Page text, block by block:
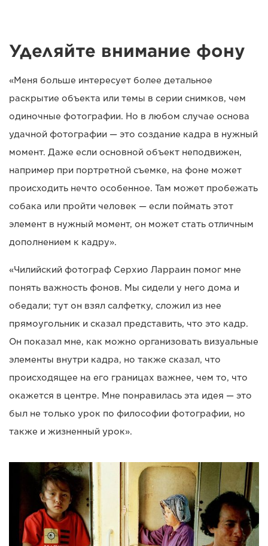
Уделяйте внимание фону
«Меня больше интересует более детальное
раскрытие объекта или темы в серии снимков, чем
одиночные фотографии. Но в любом случае основа
удачной фотографии — это создание кадра в нужный
момент. Даже если основной объект неподвижен,
например при портретной съемке, на фоне может
происходить нечто особенное. Там может пробежать
собака или пройти человек — если поймать этот
элемент в нужный момент, он может стать отличным
дополнением к кадру».
«Чилийский фотограф Серхио Ларраин помог мне
понять важность фонов. Мы сидели у него дома и
обедали; тут он взял салфетку, сложил из нее
прямоугольник и сказал представить, что это кадр.
Он показал мне, как можно организовать визуальные
элементы внутри кадра, но также сказал, что
происходящее на его границах важнее, чем то, что
окажется в центре. Мне понравилась эта идея — это
был не только урок по философии фотографии, но
также и жизненный урок».